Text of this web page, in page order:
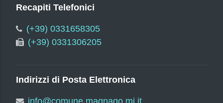
Recapiti Telefonici
(+39) 0331658305
(+39) 0331306205
Indirizzi di Posta Elettronica
info@comune.magnago.mi.it